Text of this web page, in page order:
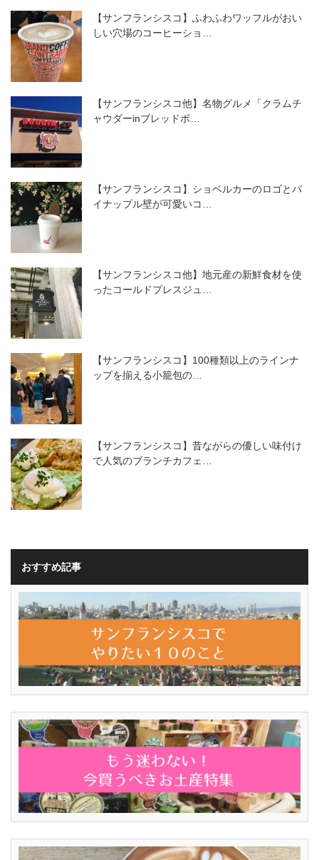
【サンフランシスコ】ふわふわワッフルがおい
しい穴場のコーヒーショ…
【サンフランシスコ他】名物グルメ「クラムチ
ャウダーinブレッドボ…
【サンフランシスコ】ショベルカーのロゴとパ
イナップル壁が可愛いコ…
【サンフランシスコ他】地元産の新鮮食材を使
ったコールドプレスジュ…
【サンフランシスコ】100種類以上のラインナ
ップを揃える小籠包の…
【サンフランシスコ】昔ながらの優しい味付け
で人気のブランチカフェ…
おすすめ記事